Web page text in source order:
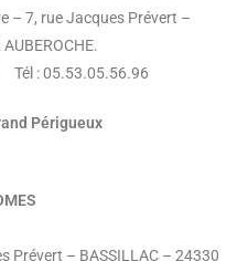
– 7, rue Jacques Prévert –
Tél : 05.53.05.56.96
Périgueux
Prévert – BASSILLAC – 24330